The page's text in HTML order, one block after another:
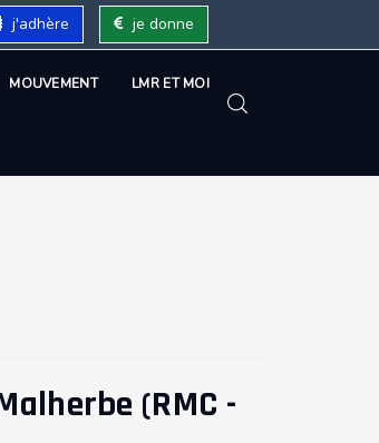
j'adhère je donne
MOUVEMENT LMR ET MOI
(RMC -